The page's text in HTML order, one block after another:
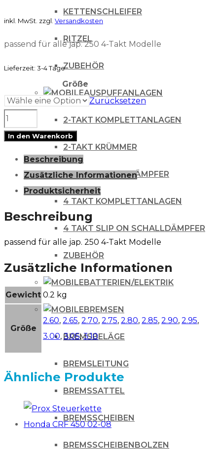
KETTENSCHLEIFER
RITZEL
ZUBEHÖR
AUSPUFFANLAGEN
2-TAKT KOMPLETTANLAGEN
2-TAKT KRÜMMER
2-TAKT SCHALLDÄMPFER
4 TAKT KOMPLETTANLAGEN
4 TAKT SLIP ON SCHALLDÄMPFER
ZUBEHÖR
BATTERIEN/ELEKTRIK
BREMSEN
BREMSBELÄGE
BREMSLEITUNG
BREMSSATTEL
BREMSSCHEIBEN
BREMSSCHEIBENBOLZEN
inkl. MwSt. zzgl. Versandkosten
passend für alle jap. 250 4-Takt Modelle
Lieferzeit: 3-4 Tage
Größe
Zurücksetzen
Ventilshim
7,5mm
In den Warenkorb
Beschreibung
Zusätzliche Informationen
Produktsicherheit
Beschreibung
passend für alle jap. 250 4-Takt Modelle
Zusätzliche Informationen
Gewicht 0.2 kg
Größe
2.60, 2.65, 2.70, 2.75, 2.80, 2.85, 2.90, 2.95,
3.00, 3.05,3.10
Ähnliche Produkte